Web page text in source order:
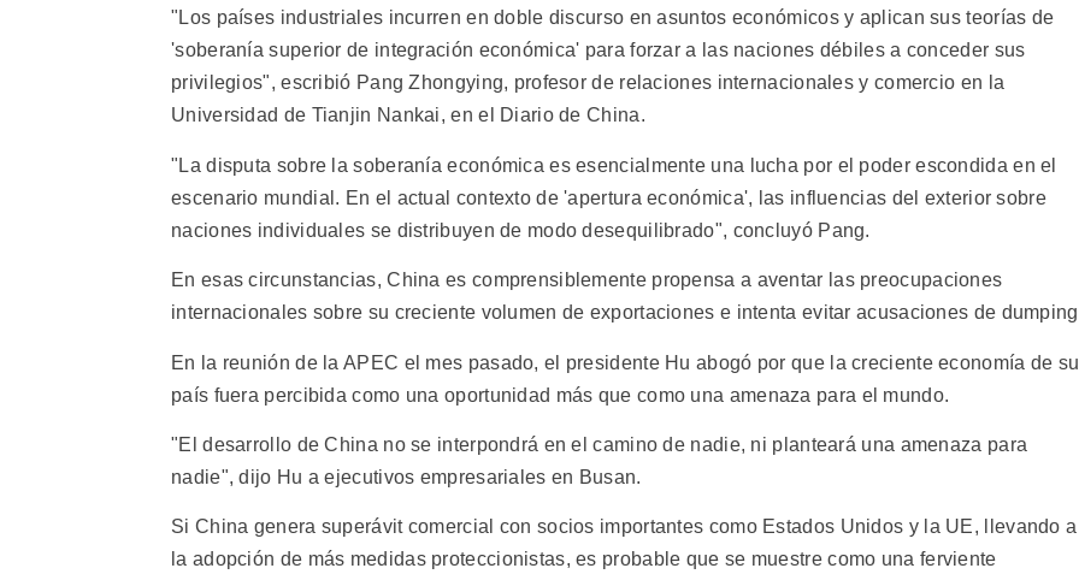
"Los países industriales incurren en doble discurso en asuntos económicos y aplican sus teorías de
'soberanía superior de integración económica' para forzar a las naciones débiles a conceder sus
privilegios", escribió Pang Zhongying, profesor de relaciones internacionales y comercio en la
Universidad de Tianjin Nankai, en el Diario de China.
"La disputa sobre la soberanía económica es esencialmente una lucha por el poder escondida en el
escenario mundial. En el actual contexto de 'apertura económica', las influencias del exterior sobre
naciones individuales se distribuyen de modo desequilibrado", concluyó Pang.
En esas circunstancias, China es comprensiblemente propensa a aventar las preocupaciones
internacionales sobre su creciente volumen de exportaciones e intenta evitar acusaciones de
En la reunión de la APEC el mes pasado, el presidente Hu abogó por que la creciente economía de su
país fuera percibida como una oportunidad más que como una amenaza para el mundo.
"El desarrollo de China no se interpondrá en el camino de nadie, ni planteará una amenaza para
nadie", dijo Hu a ejecutivos empresariales en Busan.
Si China genera superávit comercial con socios importantes como Estados Unidos y la UE, llevando a
la adopción de más medidas proteccionistas, es probable que se muestre como una ferviente